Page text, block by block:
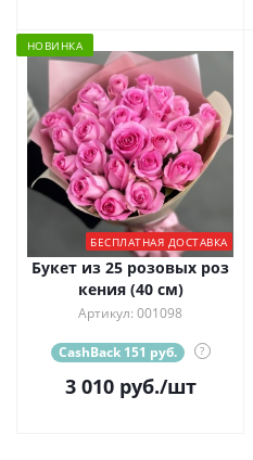
НОВИНКА
БЕСПЛАТНАЯ ДОСТАВКА
Букет из 25 розовых роз
кения (40 см)
Артикул: 001098
CashBack 151 руб. ?
3 010руб./шт